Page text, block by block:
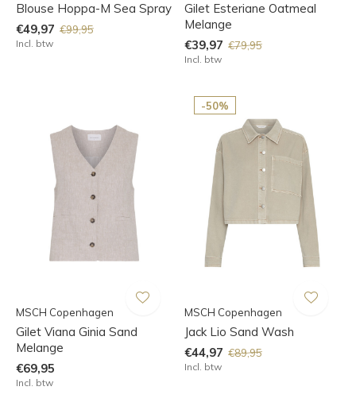
Blouse Hoppa-M Sea Spray
€49,97 €99,95
Incl. btw
Gilet Esteriane Oatmeal
Melange
€39,97 €79,95
Incl. btw
MSCH Copenhagen
Gilet Viana Ginia Sand
Melange
€69,95
Incl. btw
-50%
MSCH Copenhagen
Jack Lio Sand Wash
€44,97 €89,95
Incl. btw